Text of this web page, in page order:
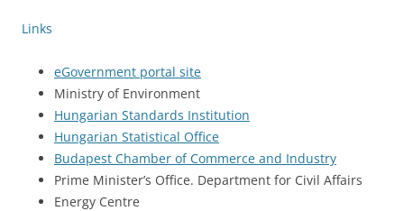
Links
eGovernment portal site
Ministry of Environment
Hungarian Standards Institution
Hungarian Statistical Office
Budapest Chamber of Commerce and Industry
Prime Minister’s Office. Department for Civil Affairs
Energy Centre